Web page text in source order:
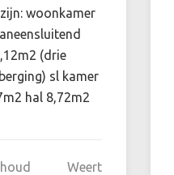
woonkamer
(drie
sl kamer
hal 8,72m2
Weert